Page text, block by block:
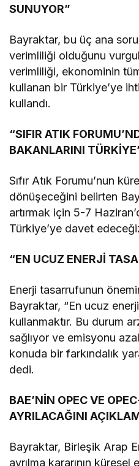
SUNUYOR”
Bayraktar, bu üç ana
verimliliği olduğunu
verimliliği, ekonominin
kullanan bir Türkiye’ye
kullandı.
“SIFIR ATIK
BAKANLARINI
Sıfır Atık Forumu’nun
dönüşeceğini belirten
artırmak için 5-7
Türkiye’ye davet
“EN UCUZ ENERJİ
Enerji tasarrufunun
Bayraktar, “En ucuz
kullanmaktır. Bu durum
sağlıyor ve emisyonu
konuda bir farkındalık
dedi.
BAE’NİN OPEC VE
AYRILACAĞINI
Bayraktar, Birleşik Arap
ayrılma kararının küresel